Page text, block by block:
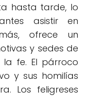
hasta tarde, lo
asistir en
ofrece un
y sedes de
fe. El párroco
y sus homilías
Los feligreses